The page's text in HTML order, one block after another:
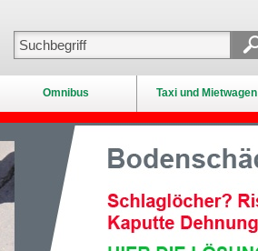
Omnibus Taxi und Mietwagen